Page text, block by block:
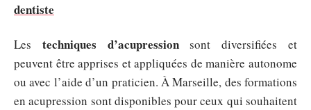
dentiste
Les techniques d’acupressionsont diversifiées et
peuvent être apprises et appliquées de manière autonome
ou avec l’aide d’un praticien. À Marseille, des formations
en acupression sont disponibles pour ceux qui souhaitent